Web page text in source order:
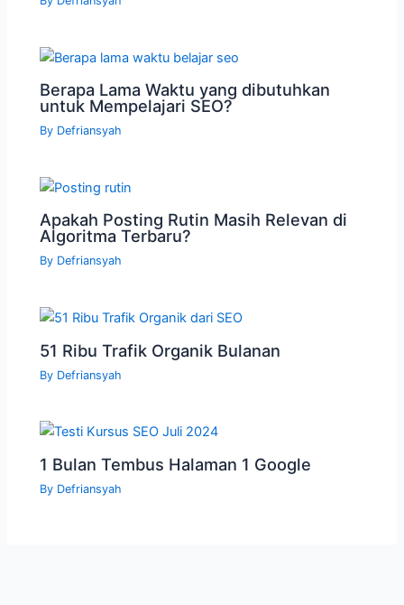
Berapa Lama Waktu yang dibutuhkan
untuk Mempelajari SEO?
By Defriansyah
Apakah Posting Rutin Masih Relevan di
Algoritma Terbaru?
By Defriansyah
51 Ribu Trafik Organik Bulanan
By Defriansyah
1 Bulan Tembus Halaman 1 Google
By Defriansyah